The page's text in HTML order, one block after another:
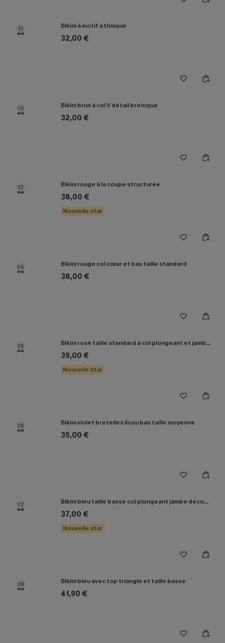
11 Bikini à motif ethnique
32,00 €
12 Bikini brun à col V détail breloque
32,00 €
13 Bikini rouge à la coupe structurée
38,00 €
Nouvelle star
14 Bikini rouge col cœur et bas taille standard
38,00 €
15 Bikini rose taille standard à col plongeant et jambe haute
39,00 €
Nouvelle star
16 Bikini violet bretelles licou bas taille moyenne
35,00 €
17 Bikini bleu taille basse col plongeant jambe découpée au milieu
37,00 €
Nouvelle star
18 Bikini bleu avec top triangle et taille basse
41,90 €